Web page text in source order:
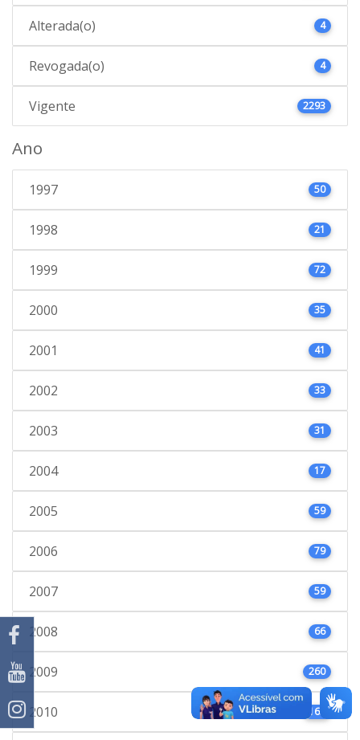
Alterada(o) 4
Revogada(o) 4
Vigente 2293
Ano
1997 50
1998 21
1999 72
2000 35
2001 41
2002 33
2003 31
2004 17
2005 59
2006 79
2007 59
2008 66
2009 260
2010 163